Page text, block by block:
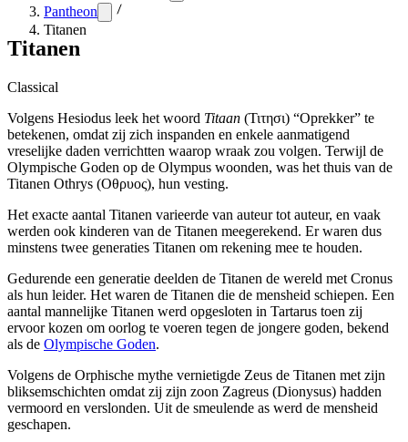
Pantheon
Titanen
Titanen
Classical
Volgens Hesiodus leek het woord Titaan (Τιτησι) “Oprekker” te
betekenen, omdat zij zich inspanden en enkele aanmatigend
vreselijke daden verrichtten waarop wraak zou volgen. Terwijl de
Olympische Goden op de Olympus woonden, was het thuis van de
Titanen Othrys (Οθρυος), hun vesting.
Het exacte aantal Titanen varieerde van auteur tot auteur, en vaak
werden ook kinderen van de Titanen meegerekend. Er waren dus
minstens twee generaties Titanen om rekening mee te houden.
Gedurende een generatie deelden de Titanen de wereld met Cronus
als hun leider. Het waren de Titanen die de mensheid schiepen. Een
aantal mannelijke Titanen werd opgesloten in Tartarus toen zij
ervoor kozen om oorlog te voeren tegen de jongere goden, bekend
als de Olympische Goden.
Volgens de Orphische mythe vernietigde Zeus de Titanen met zijn
bliksemschichten omdat zij zijn zoon Zagreus (Dionysus) hadden
vermoord en verslonden. Uit de smeulende as werd de mensheid
geschapen.